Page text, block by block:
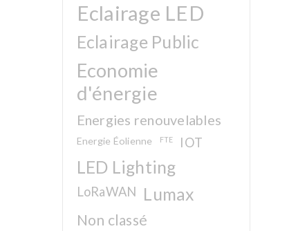
Eclairage LED
Eclairage Public
Economie
d'énergie
Energies renouvelables
Energie Éolienne FTE IOT
LED Lighting
LoRaWAN Lumax
Non classé